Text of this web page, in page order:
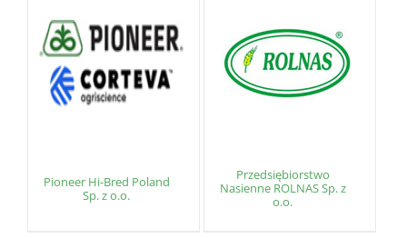
Pioneer Hi-Bred Poland
Sp. z o.o.
Przedsiębiorstwo
Nasienne ROLNAS Sp. z
o.o.